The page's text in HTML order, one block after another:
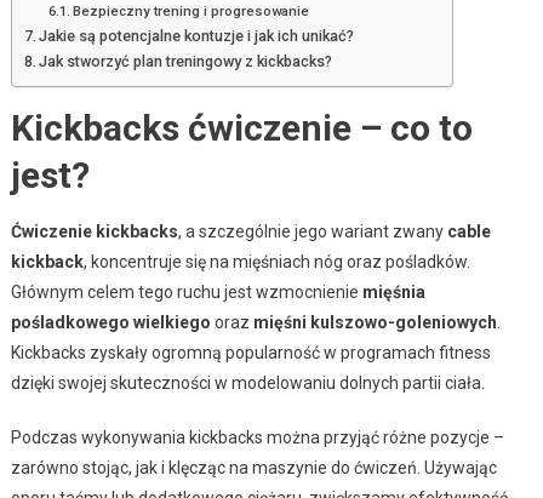
Bezpieczny trening i progresowanie
Jakie są potencjalne kontuzje i jak ich unikać?
Jak stworzyć plan treningowy z kickbacks?
Kickbacks ćwiczenie – co to
jest?
Ćwiczenie kickbacks, a szczególnie jego wariant zwany cable
kickback, koncentruje się na mięśniach nóg oraz pośladków.
Głównym celem tego ruchu jest wzmocnienie mięśnia
pośladkowego wielkiego oraz mięśni kulszowo-goleniowych
Kickbacks zyskały ogromną popularność w programach fitness
dzięki swojej skuteczności w modelowaniu dolnych partii ciała.
Podczas wykonywania kickbacks można przyjąć różne pozycje –
zarówno stojąc, jak i klęcząc na maszynie do ćwiczeń. Używając